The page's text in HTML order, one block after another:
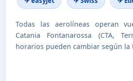
Todas las aerolíneas operan
Catania Fontanarossa (CTA,
horarios pueden cambiar según la